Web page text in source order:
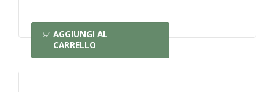
AGGIUNGI AL
CARRELLO